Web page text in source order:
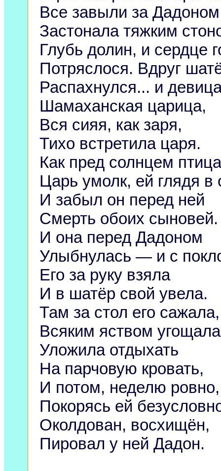
Все завыли за
Застонала тяжким
Глубь долин, и сердце
Потряслося. Вдруг
Распахнулся... и
Шамаханская царица,
Вся сияя, как заря,
Тихо встретила царя.
Как пред солнцем
Царь умолк, ей глядя в
И забыл он перед ней
Смерть обоих сыновей.
И она перед Дадоном
Улыбнулась — и с
Его за руку взяла
И в шатёр свой увела.
Там за стол его сажала,
Всяким яством
Уложила отдыхать
На парчовую кровать,
И потом, неделю ровно,
Покорясь ей
Околдован, восхищён,
Пировал у ней Дадон.